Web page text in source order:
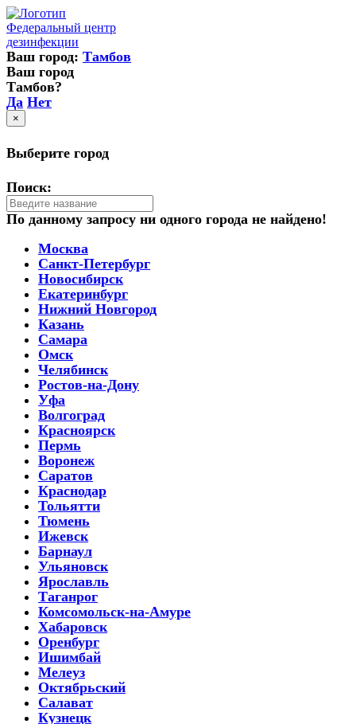
Федеральный центр
дезинфекции
Ваш город: Тамбов
Ваш город
Тамбов?
Да Нет
×
Выберите город
Поиск:
По данному запросу ни одного города не найдено!
Москва
Санкт-Петербург
Новосибирск
Екатеринбург
Нижний Новгород
Казань
Самара
Омск
Челябинск
Ростов-на-Дону
Уфа
Волгоград
Красноярск
Пермь
Воронеж
Саратов
Краснодар
Тольятти
Тюмень
Ижевск
Барнаул
Ульяновск
Ярославль
Таганрог
Комсомольск-на-Амуре
Хабаровск
Оренбург
Ишимбай
Мелеуз
Октябрьский
Салават
Кузнецк